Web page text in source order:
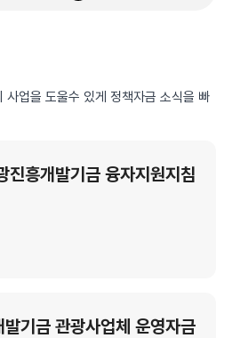
사업을 도울수 있게 정책자금 소식을 빠
흥개발기금 융자지원지침
기금 관광사업체 운영자금